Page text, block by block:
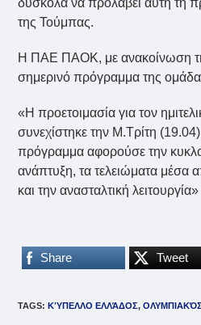
δύσκολα να προλάβει αυτή τη
της Τούμπας.
Η ΠΑΕ ΠΑΟΚ, με ανακοίνωση
σημερινό πρόγραμμα της
«Η προετοιμασία για τον
συνεχίστηκε την Μ.Τρίτη
πρόγραμμα αφορούσε την
ανάπτυξη, τα τελειώματα μέσα
και την ανασταλτική λειτουργία»
Share Tweet
TAGS: ΚΎΠΕΛΛΟ ΕΛΛΆΔΟΣ,